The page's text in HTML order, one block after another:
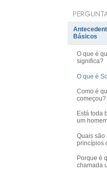
Básicos
O que é
significa?
O que é
Como é
começou?
Está toda
um
Quais são
princípios
Porque é
chamada